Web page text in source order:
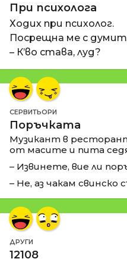
При психолога
Ходих при психолог.
Посрещна ме с
– К’во става, луд?
СЕРВИТЬОРИ
Поръчката
Музикант в
от масите и пита
– Извинете, вие ли
– Не, аз чакам свинско
ДРУГИ
12108